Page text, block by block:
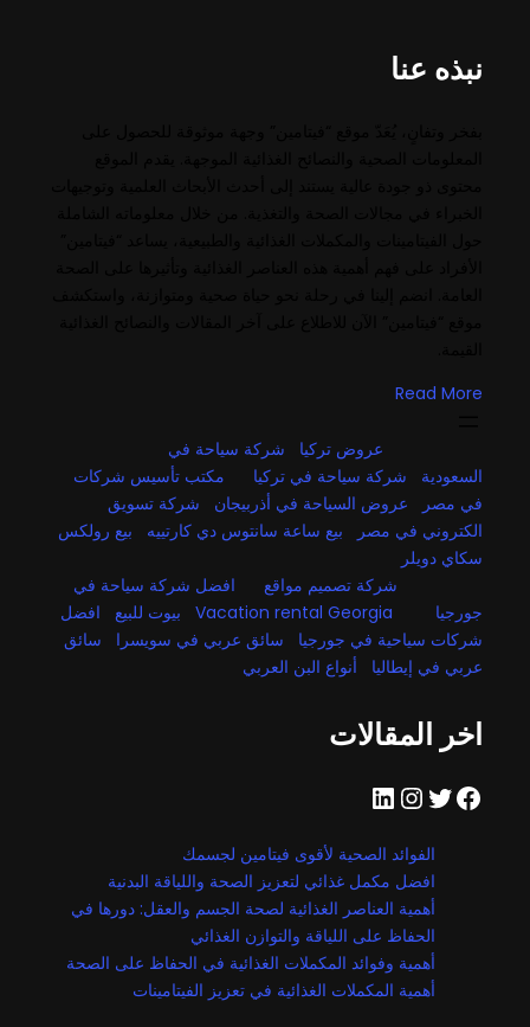
نبذه عنا
Read More
عروض تركيا
شركة سياحة في
السعودية
شركة سياحة في تركيا
مكتب تأسيس شركات
في مصر
عروض السياحة في أذربيجان
شركة تسويق
الكتروني في مصر
بيع ساعة سانتوس دي كارتييه
بيع رولكس
سكاي دويلر
شركة تصميم مواقع
افضل شركة سياحة في
جورجيا
Vacation rental Georgia بيوت للبيع
افضل
شركات سياحية في جورجيا
سائق عربي في سويسرا
سائق
عربي في إيطاليا
أنواع البن العربي
اخر المقالات
فيسبوك تويتر إنستجرام لينكد إن
الفوائد الصحية لأقوى فيتامين لجسمك
افضل مكمل غذائي لتعزيز الصحة واللياقة البدنية
أهمية العناصر الغذائية لصحة الجسم والعقل: دورها في
الحفاظ على اللياقة والتوازن الغذائي
أهمية وفوائد المكملات الغذائية في الحفاظ على الصحة
أهمية المكملات الغذائية في تعزيز الفيتامينات